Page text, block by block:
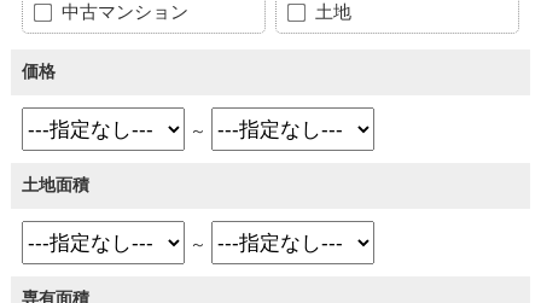
中古マンション 土地
価格
～
土地面積
～
専有面積